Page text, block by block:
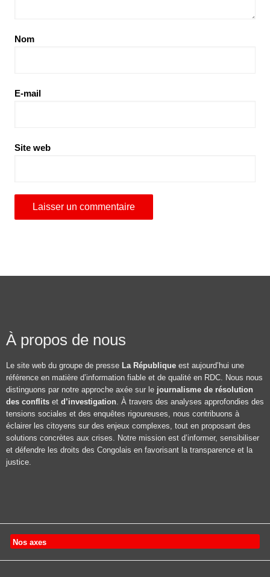
Nom
E-mail
Site web
À propos de nous
Le site web du groupe de presse La République est aujourd’hui une
référence en matière d’information fiable et de qualité en RDC. Nous nous
distinguons par notre approche axée sur le journalisme de résolution
des conflits et d’investigation. À travers des analyses approfondies des
tensions sociales et des enquêtes rigoureuses, nous contribuons à
éclairer les citoyens sur des enjeux complexes, tout en proposant des
solutions concrètes aux crises. Notre mission est d’informer, sensibiliser
et défendre les droits des Congolais en favorisant la transparence et la
justice.
Nos axes